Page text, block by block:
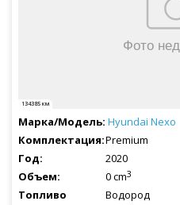
134385 км
Hyundai Nexo
Premium
2020
0 cm3
Водород